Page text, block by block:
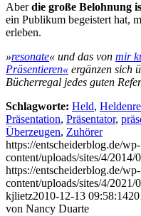
Aberdie große Belohnung
ein Publikum begeistert hat,
erleben.
»resonate« und das von mir
Präsentieren« ergänzen sich
Bücherregal jedes guten
Schlagworte: Held,
Präsentation, Präsentator,
Überzeugen, Zuhörer
https://entscheiderblog.de/wp-
content/uploads/sites/4/
https://entscheiderblog.de/wp-
content/uploads/sites/4/
kjlietz2010-12-13 09:58:14
von Nancy Duarte